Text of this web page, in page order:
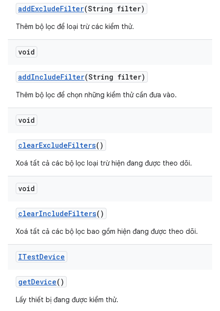
addExcludeFilter(String filter)
Thêm bộ lọc để loại trừ các kiểm thử.
void
addIncludeFilter(String filter)
Thêm bộ lọc để chọn những kiểm thử cần đưa vào.
void
clearExcludeFilters()
Xoá tất cả các bộ lọc loại trừ hiện đang được theo dõi.
void
clearIncludeFilters()
Xoá tất cả các bộ lọc bao gồm hiện đang được theo dõi.
ITestDevice
getDevice()
Lấy thiết bị đang được kiểm thử.